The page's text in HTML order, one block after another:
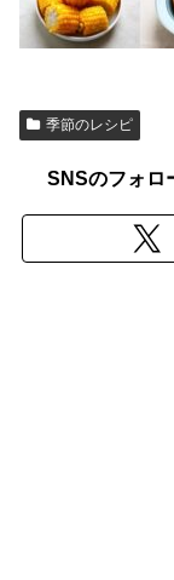
季節のレシピ
SNSのフォロ